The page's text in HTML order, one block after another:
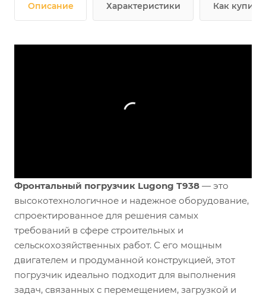
Описание Характеристики Как купить
Фронтальный погрузчик Lugong Т938 — это
высокотехнологичное и надежное оборудование,
спроектированное для решения самых
требований в сфере строительных и
сельскохозяйственных работ. С его мощным
двигателем и продуманной конструкцией, этот
погрузчик идеально подходит для выполнения
задач, связанных с перемещением, загрузкой и